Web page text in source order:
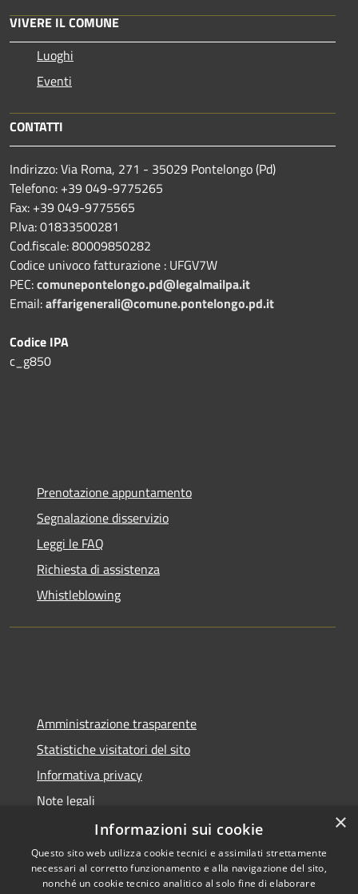
VIVERE IL COMUNE
Luoghi
Eventi
CONTATTI
Indirizzo: Via Roma, 271 - 35029 Pontelongo (Pd)
Telefono: +39 049-9775265
Fax: +39 049-9775565
P.Iva: 01833500281
Cod.fiscale: 80009850282
Codice univoco fatturazione : UFGV7W
PEC:comunepontelongo.pd@legalmailpa.it
Email:affarigenerali@comune.pontelongo.pd.it
Codice IPA
c_g850
Prenotazione appuntamento
Segnalazione disservizio
Leggi le FAQ
Richiesta di assistenza
Whistleblowing
Amministrazione trasparente
Statistiche visitatori del sito
Informativa privacy
Note legali
Dichiarazione di accessibilità
×
Informazioni sui cookie
Questo sito web utilizza cookie tecnici e assimilati strettamente
necessari al corretto funzionamento e alla navigazione del sito,
nonché un cookie tecnico analitico al solo fine di elaborare